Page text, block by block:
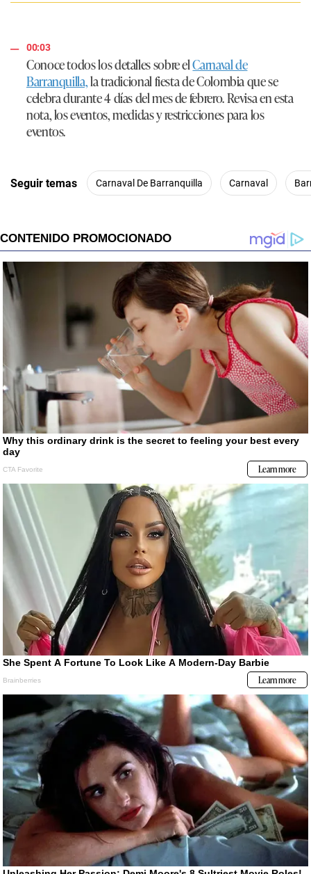
00:03
Conoce todos los detalles sobre elCarnaval de
Barranquilla,la tradicional fiesta de Colombia que se
celebra durante 4 días del mes de febrero. Revisa en esta
nota, los eventos, medidas y restricciones para los
eventos.
Seguir temas Carnaval De Barranquilla Carnaval